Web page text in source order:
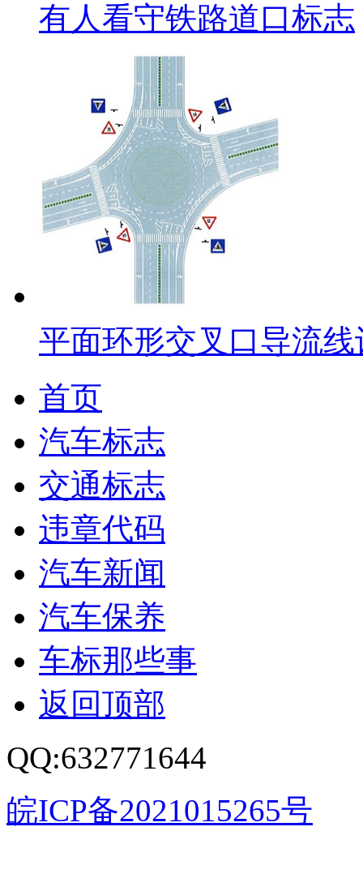
有人看守铁路道口标志
平面环形交叉口导流
首页
汽车标志
交通标志
违章代码
汽车新闻
汽车保养
车标那些事
返回顶部
QQ:632771644
皖ICP备2021015265号